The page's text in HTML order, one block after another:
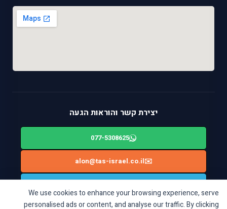
We use cookies to enhance your browsing experience, serve
personalised ads or content, and analyse our traffic. By clicking
יצירת קשר והוראות הגעה
077-5308625
✉️
alon@tas-israel.co.il